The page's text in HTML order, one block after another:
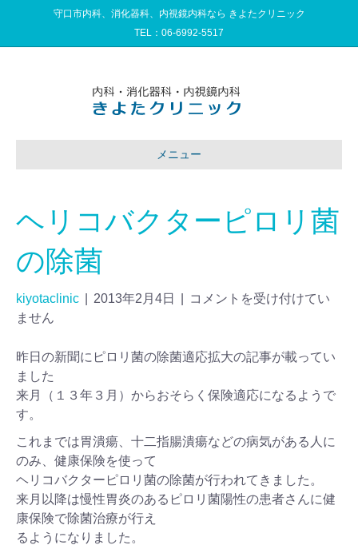
守口市内科、消化器科、内視鏡内科なら きよたクリニック
TEL： 06-6992-5517
メニュー
ヘリコバクターピロリ菌
の除菌
kiyotaclinic 2013年2月4日
コメントを受け付けてい
ません
昨日の新聞にピロリ菌の除菌適応拡大の記事が載ってい
ました
来月（１３年３月）からおそらく保険適応になるようで
す。
これまでは胃潰瘍、十二指腸潰瘍などの病気がある人に
のみ、健康保険を使って
ヘリコバクターピロリ菌の除菌が行われてきました。
来月以降は慢性胃炎のあるピロリ菌陽性の患者さんに健
康保険で除菌治療が行え
るようになりました。